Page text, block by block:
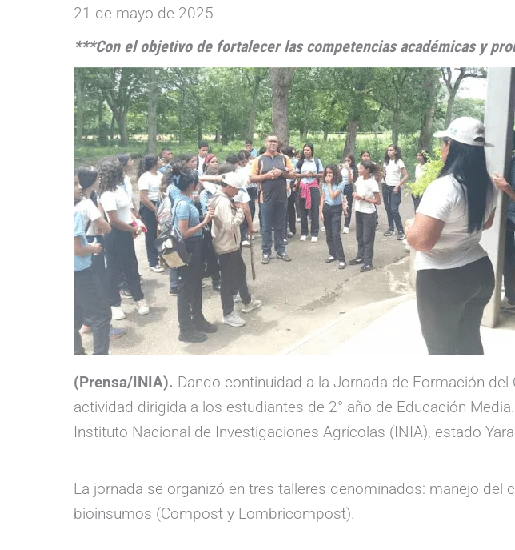
21 de mayo de 2025
***Con el objetivo de fortalecer las competencias académicas y
(Prensa/INIA). Dando continuidad a la Jornada de Formación
actividad dirigida a los estudiantes de 2° año de Educación
Instituto Nacional de Investigaciones Agrícolas (INIA), estado
La jornada se organizó en tres talleres denominados: manejo
bioinsumos (Compost y Lombricompost).